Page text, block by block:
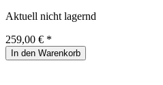
Aktuell nicht lagernd
259,00 € *
In den Warenkorb